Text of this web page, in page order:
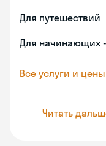
Для путешествий
Для начинающих
Все услуги и цены
Читать